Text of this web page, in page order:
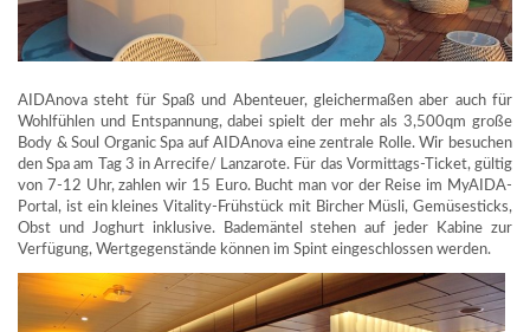
AIDAnova steht für Spaß und Abenteuer, gleichermaßen aber auch für
Wohlfühlen und Entspannung, dabei spielt der mehr als 3,500qm große
Body & Soul Organic Spa auf AIDAnova eine zentrale Rolle. Wir besuchen
den Spa am Tag 3 in Arrecife/ Lanzarote. Für das Vormittags-Ticket, gültig
von 7-12 Uhr, zahlen wir 15 Euro. Bucht man vor der Reise im MyAIDA-
Portal, ist ein kleines Vitality-Frühstück mit Bircher Müsli, Gemüsesticks,
Obst und Joghurt inklusive. Bademäntel stehen auf jeder Kabine zur
Verfügung, Wertgegenstände können im Spint eingeschlossen werden.